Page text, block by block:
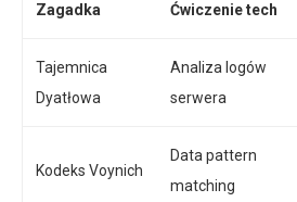
Zagadka Ćwiczenie tech
Tajemnica
Dyatłowa
Analiza logów
serwera
Kodeks Voynich
Data pattern
matching